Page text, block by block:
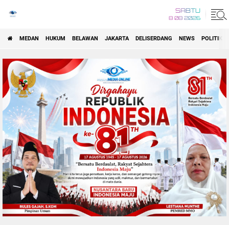
SABTU
8 08 2026
MEDAN HUKUM BELAWAN JAKARTA DELISERDANG NEWS POLITIK